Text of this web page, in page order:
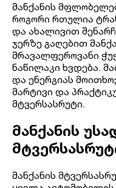
მანქანის
როგორი რთულია
და ახალივით
ჯერზე გაღებით
მრავალფეროვანი
ნაწილაკი ხვდება.
და ენერგიას
მარტივი და
მტვერსასრუტი.
მანქანის
მანქანის